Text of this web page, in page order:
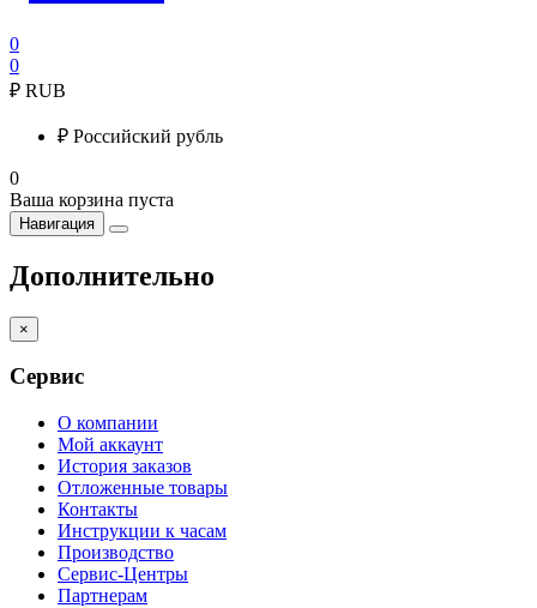
0
0
₽ RUB
₽ Российский рубль
0
Ваша корзина пуста
Навигация
Дополнительно
×
Сервис
О компании
Мой аккаунт
История заказов
Отложенные товары
Контакты
Инструкции к часам
Производство
Сервис-Центры
Партнерам